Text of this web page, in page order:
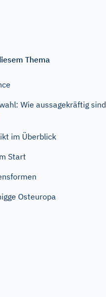
Thema
Wie aussagekräftig sind
im Überblick
Start
Osteuropa